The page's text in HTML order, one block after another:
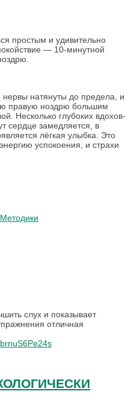
простым и удивительно
— 10-минутной
нервы натянуты до предела, и
правую ноздрю большим
Несколько глубоких вдохов-
сердце замедляется, в
лёгкая улыбка. Это
успокоения, и страхи
слух и показывает
отличная